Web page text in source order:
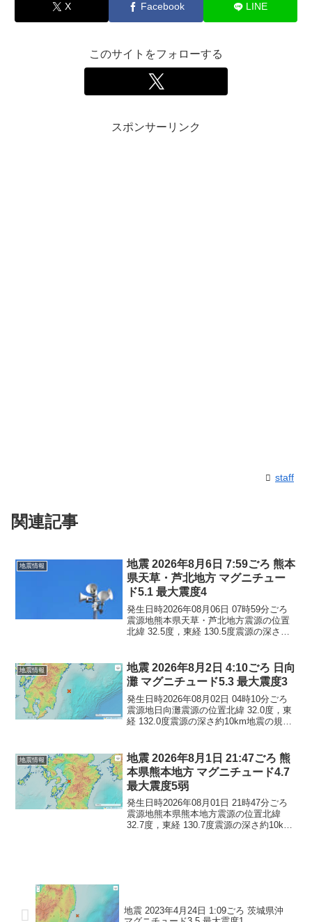
X Facebook LINE
このサイトをフォローする
スポンサーリンク
staff
関連記事
地震情報
地震 2026年8月6日 7:59ごろ 熊本
県天草・芦北地方 マグニチュー
ド5.1 最大震度4
発生日時2026年08月06日 07時59分ごろ
震源地熊本県天草・芦北地方震源の位置
北緯 32.5度，東経 130.5度震源の深さ約
はありません。震度4長崎県...
地震情報
地震 2026年8月2日 4:10ごろ 日向
灘 マグニチュード5.3 最大震度3
発生日時2026年08月02日 04時10分ごろ
震源地日向灘震源の位置北緯 32.0度，東
経 132.0度震源の深さ約10km地震の規模
震度3大分県佐伯市宮崎県延...
地震情報
地震 2026年8月1日 21:47ごろ 熊
本県熊本地方 マグニチュード4.7
最大震度5弱
発生日時2026年08月01日 21時47分ごろ
震源地熊本県熊本地方震源の位置北緯
32.7度，東経 130.7度震源の深さ約10km
地震 2023年4月24日 1:09ごろ 茨城県沖